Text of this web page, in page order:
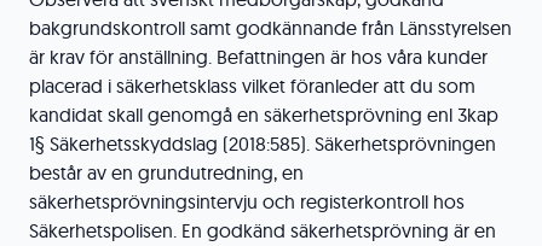
bakgrundskontroll samt godkännande från Länsstyrelsen
är krav för anställning. Befattningen är hos våra kunder
placerad i säkerhetsklass vilket föranleder att du som
kandidat skall genomgå en säkerhetsprövning enl 3kap
1§ Säkerhetsskyddslag (2018:585). Säkerhetsprövningen
består av en grundutredning, en
säkerhetsprövningsintervju och registerkontroll hos
Säkerhetspolisen. En godkänd säkerhetsprövning är en